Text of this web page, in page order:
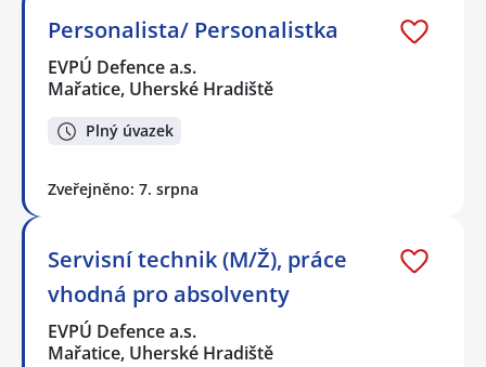
Personalista/ Personalistka
EVPÚ Defence a.s.
Mařatice, Uherské Hradiště
Plný úvazek
Zveřejněno: 7. srpna
Servisní technik (M/Ž), práce
vhodná pro absolventy
EVPÚ Defence a.s.
Mařatice, Uherské Hradiště